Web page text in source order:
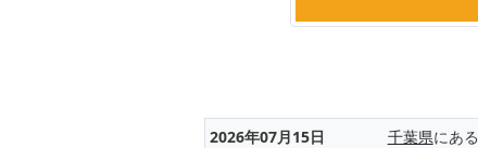
2026年07月15日 千葉県にある